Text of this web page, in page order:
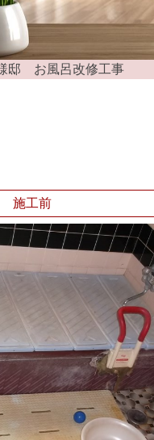
邸 お風呂改修工事